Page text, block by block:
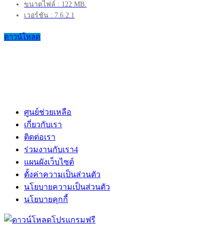
ขนาดไฟล์ : 122 MB.
เวอร์ชัน : 7.6.2.1
ดาวน์โหลด
ศูนย์ช่วยเหลือ
เกี่ยวกับเรา
ติดต่อเรา
ร่วมงานกับเรา4
แผนผังเว็บไซต์
ตั้งค่าความเป็นส่วนตัว
นโยบายความเป็นส่วนตัว
นโยบายคุกกี้